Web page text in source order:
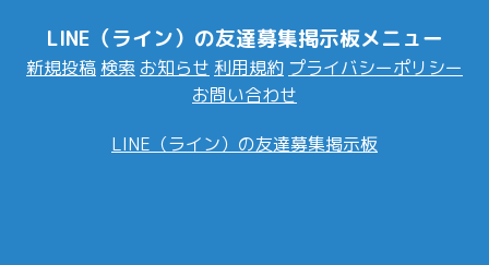
LINE（ライン）の友達募集掲示板メニュー
新規投稿 検索 お知らせ 利用規約 プライバシーポリシー
お問い合わせ
LINE（ライン）の友達募集掲示板